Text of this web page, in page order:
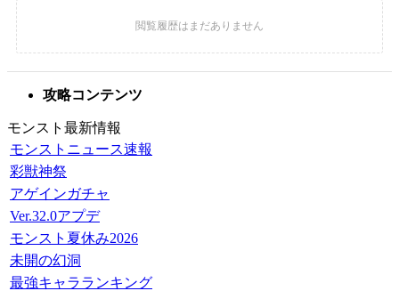
攻略コンテンツ
モンスト最新情報
モンストニュース速報
彩獣神祭
アゲインガチャ
Ver.32.0アプデ
モンスト夏休み2026
未開の幻洞
最強キャラランキング